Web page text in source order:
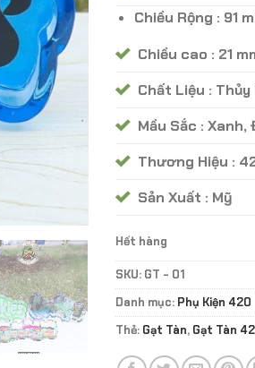
Chiều Rộng : 91
Chiều cao : 21
Chất Liệu : Thủy
Mầu Sắc : Xanh,
Thương Hiệu :
Sản Xuất : Mỹ
Hết hàng
SKU: GT - 01
Danh mục: Phụ Kiện 420
Thẻ: Gạt Tàn, Gạt Tàn